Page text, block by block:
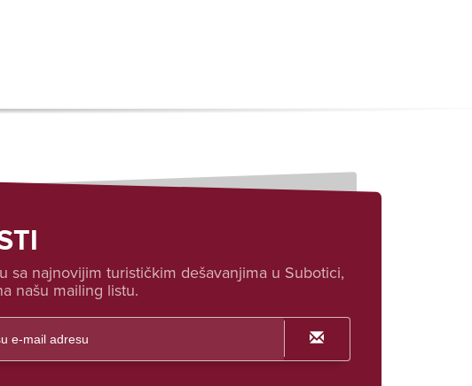
sa najnovijim turističkim dešavanjima u Subotici,
našu mailing listu.